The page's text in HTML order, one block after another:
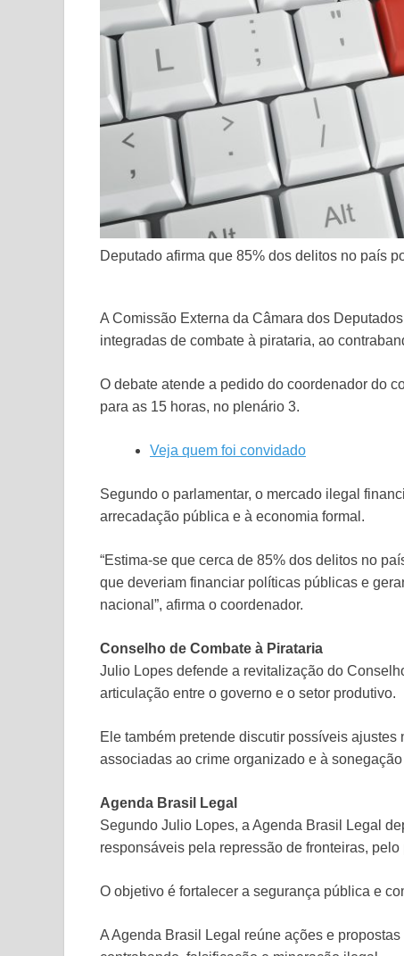
Deputado afirma que 85% dos delitos no país
A Comissão Externa da Câmara dos
integradas de combate à pirataria, ao
O debate atende a pedido do coordenador do
para as 15 horas, no plenário 3.
Veja quem foi convidado
Segundo o parlamentar, o mercado ilegal
arrecadação pública e à economia formal.
“Estima-se que cerca de 85% dos delitos no
que deveriam financiar políticas públicas e
nacional”, afirma o coordenador.
Conselho de Combate à Pirataria
Julio Lopes defende a revitalização do
articulação entre o governo e o setor produtivo.
Ele também pretende discutir possíveis
associadas ao crime organizado e à
Agenda Brasil Legal
Segundo Julio Lopes, a Agenda Brasil Legal
responsáveis pela repressão de fronteiras,
O objetivo é fortalecer a segurança pública e
A Agenda Brasil Legal reúne ações e